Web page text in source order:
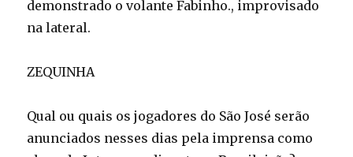
demonstrado o volante Fabinho., improvisado
na lateral.
ZEQUINHA
Qual ou quais os jogadores do São José serão
anunciados nesses dias pela imprensa como